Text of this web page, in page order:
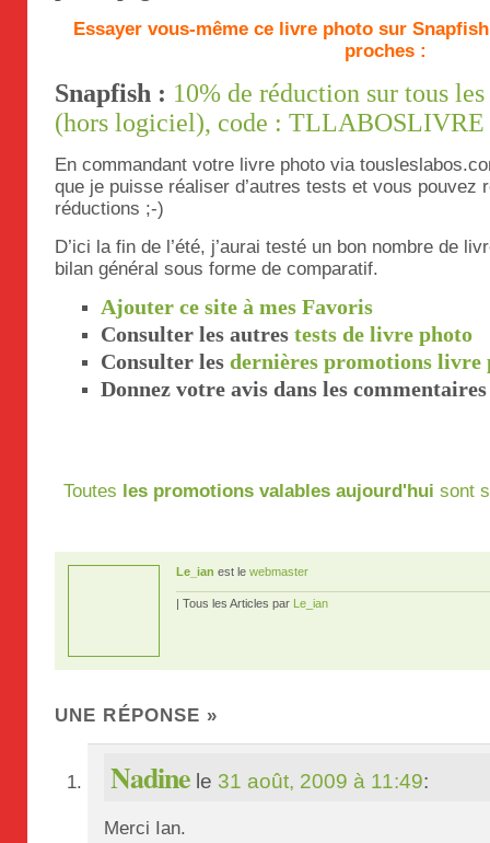
Essayer vous-même ce livre photo sur
proches :
Snapfish : 10% de réduction sur tous
(hors logiciel), code : TLLABOSLIVRE
En commandant votre livre photo via
que je puisse réaliser d’autres tests et vous pouvez
réductions ;-)
D’ici la fin de l’été, j’aurai testé un bon nombre de
bilan général sous forme de comparatif.
Ajouter ce site à mes Favoris
Consulter les autres tests de livre photo
Consulter les dernières promotions livre
Donnez votre avis dans les commentaires
Toutes les promotions valables aujourd'hui sont
Le_ian est le webmaster
| Tous les Articles par Le_ian
UNE RÉPONSE »
Nadine le 31 août, 2009 à 11:49:
Merci Ian.